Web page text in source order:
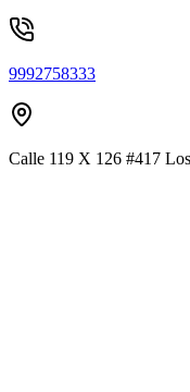
9992758333
Calle 119 X 126 #417